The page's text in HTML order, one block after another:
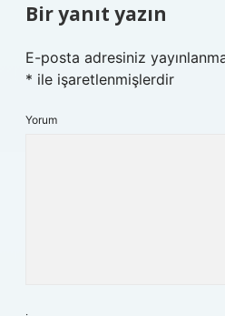
Bir yanıt yazın
E-posta adresiniz
* ile işaretlenmişlerdir
Yorum